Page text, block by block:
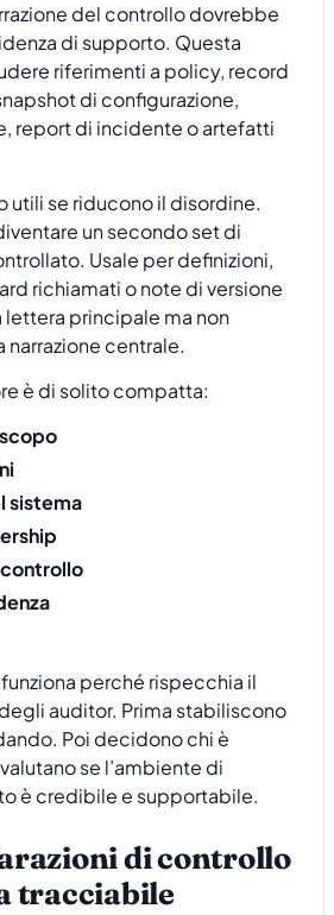
del controllo dovrebbe
di supporto. Questa
riferimenti a policy, record
di configurazione,
report di incidente o artefatti
utili se riducono il disordine.
un secondo set di
Usale per definizioni,
richiamati o note di versione
lettera principale ma non
centrale.
è di solito compatta:
sistema
perché rispecchia il
auditor. Prima stabiliscono
Poi decidono chi è
se l’ambiente di
è credibile e supportabile.
di controllo
tracciabile